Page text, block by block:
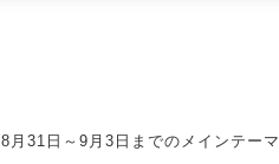
8月31日～9月3日までのメインテーマ